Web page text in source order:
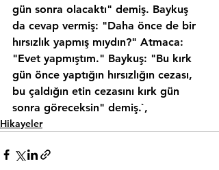
gün sonra olacaktı" demiş. Baykuş
da cevap vermiş: "Daha önce de bir
hırsızlık yapmış mıydın?" Atmaca:
"Evet yapmıştım." Baykuş: "Bu kırk
gün önce yaptığın hırsızlığın cezası,
bu çaldığın etin cezasını kırk gün
sonra göreceksin" demiş.`,
Hikayeler